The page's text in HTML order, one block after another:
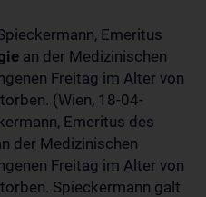
Emeritus
an der Medizinischen
Freitag im Alter von
(Wien, 18-04-
Emeritus des
der Medizinischen
Freitag im Alter von
Spieckermann galt